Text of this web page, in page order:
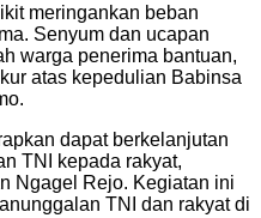
meringankan beban
Senyum dan ucapan
warga penerima bantuan,
atas kepedulian Babinsa
dapat berkelanjutan
TNI kepada rakyat,
Ngagel Rejo. Kegiatan ini
TNI dan rakyat di